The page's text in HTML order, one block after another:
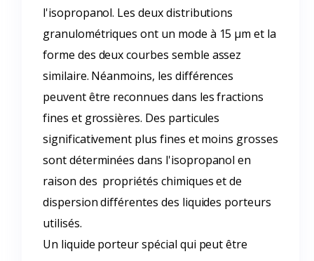
l'isopropanol. Les deux distributions
granulométriques ont un mode à 15 µm et la
forme des deux courbes semble assez
similaire. Néanmoins, les différences
peuvent être reconnues dans les fractions
fines et grossières. Des particules
significativement plus fines et moins grosses
sont déterminées dans l'isopropanol en
raison des propriétés chimiques et de
dispersion différentes des liquides porteurs
utilisés.
Un liquide porteur spécial qui peut être